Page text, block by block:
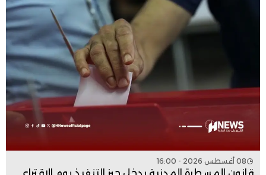
08 أغسطس 2026 - 16:00
قانون المسطرة المدنية يدخل حيز التنفيذ يوم الاقتراع